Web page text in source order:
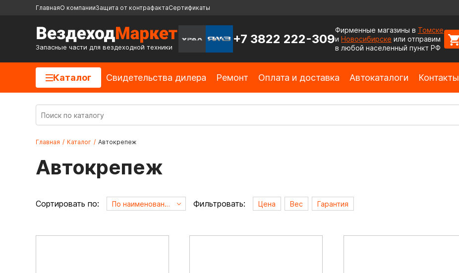
ГлавнаяО компанииЗащита от контрафактаСертификаты
Запасные части для вездеходной техники
+7 3822 222-309
Фирменные магазины в Томске
и Новосибирске или отправим
в любой населенный пункт РФ
Каталог Cвидетельства дилера Ремонт Оплата и доставка Автокаталоги Контакты
Главная / Каталог / Автокрепеж
Автокрепеж
Сортировать по: По наименованию А->Я Фильтровать: Цена Вес Гарантия